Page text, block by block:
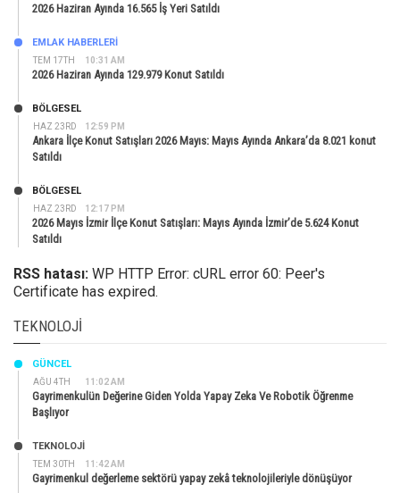
2026 Haziran Ayında 16.565 İş Yeri Satıldı
TEM 17TH 10:31 AM
EMLAK HABERLERI
2026 Haziran Ayında 129.979 Konut Satıldı
HAZ 23RD 12:59 PM
BÖLGESEL
Ankara İlçe Konut Satışları 2026 Mayıs: Mayıs Ayında Ankara’da 8.021 konut
Satıldı
HAZ 23RD 12:17 PM
BÖLGESEL
2026 Mayıs İzmir İlçe Konut Satışları: Mayıs Ayında İzmir’de 5.624 Konut
Satıldı
RSS hatası: WP HTTP Error: cURL error 60: Peer's
Certificate has expired.
TEKNOLOJI
AĞU 4TH 11:02 AM
GÜNCEL
Gayrimenkulün Değerine Giden Yolda Yapay Zeka Ve Robotik Öğrenme
Başlıyor
TEM 30TH 11:42 AM
TEKNOLOJİ
Gayrimenkul değerleme sektörü yapay zekâ teknolojileriyle dönüşüyor